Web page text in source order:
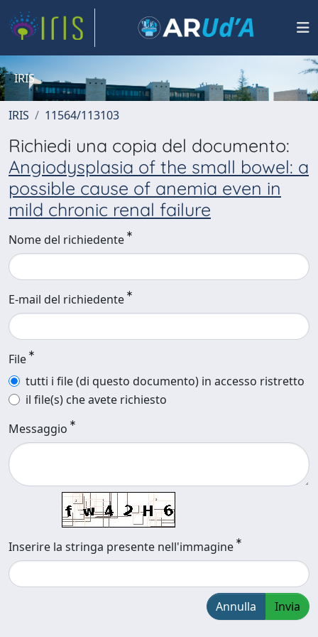
IRIS
IRIS 11564/113103
Richiedi una copia del documento:
Angiodysplasia of the small bowel: a
possible cause of anemia even in
mild chronic renal failure
Nome del richiedente
E-mail del richiedente
File
tutti i file (di questo documento) in accesso ristretto
il file(s) che avete richiesto
Messaggio
Inserire la stringa presente nell'immagine
Annulla Invia